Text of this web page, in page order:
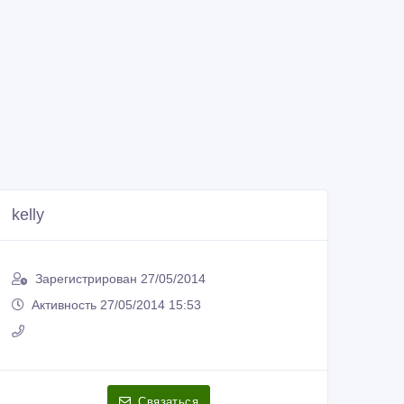
kelly
Зарегистрирован 27/05/2014
Активность 27/05/2014 15:53